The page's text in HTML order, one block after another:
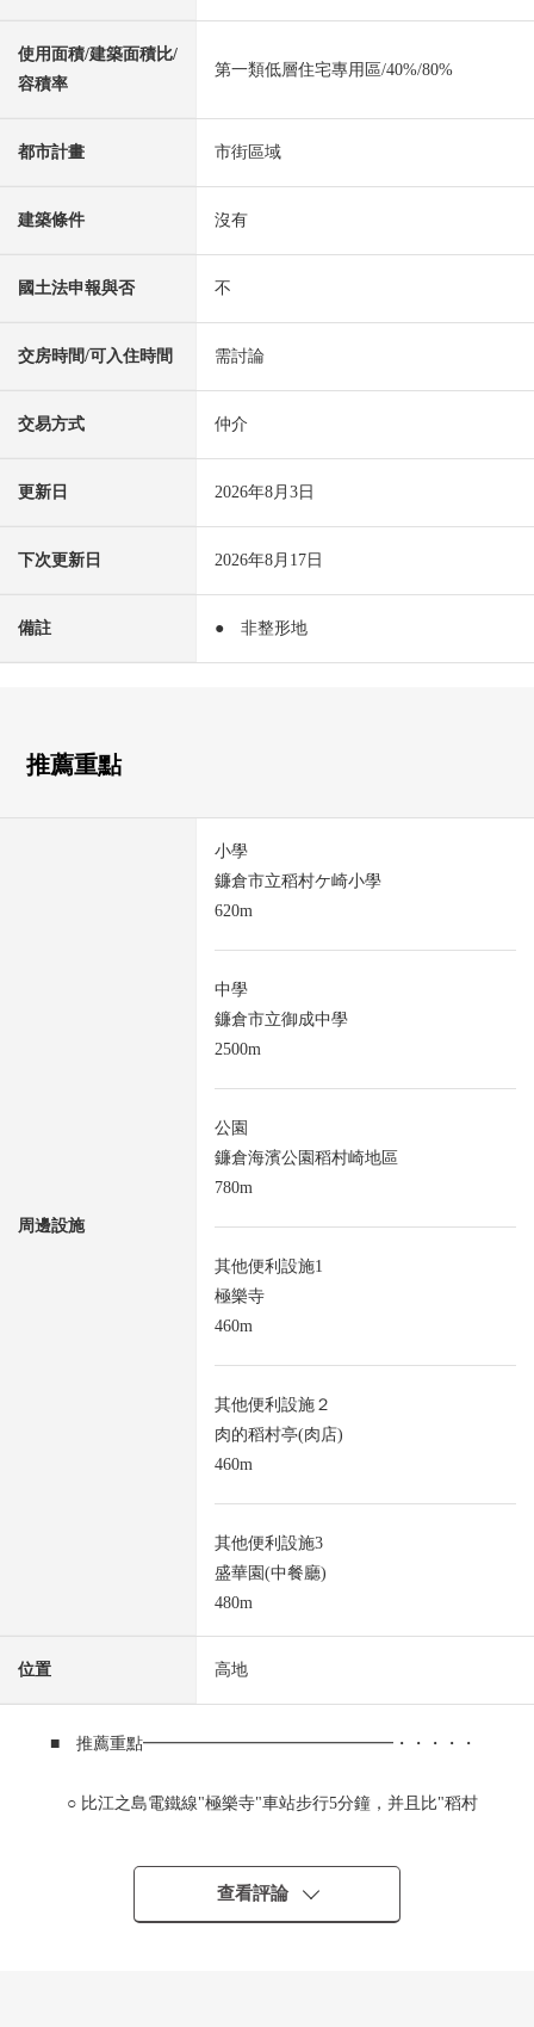
使用面積/建築面積比/
容積率
第一類低層住宅專用區/40%/80%
都市計畫 市街區域
建築條件 沒有
國土法申報與否 不
交房時間/可入住時間 需討論
交易方式 仲介
更新日 2026年8月3日
下次更新日 2026年8月17日
備註 ● 非整形地
推薦重點
周邊設施
小學
鐮倉市立稻村ケ崎小學
620m
中學
鐮倉市立御成中學
2500m
公園
鐮倉海濱公園稻村崎地區
780m
其他便利設施1
極樂寺
460m
其他便利設施２
肉的稻村亭(肉店)
460m
其他便利設施3
盛華園(中餐廳)
480m
位置 高地
■ 推薦重點━━━━━━━━━━━━━━━・・・・・
○ 比江之島電鐵線"極樂寺"車站步行5分鐘，并且比"稻村
○ 在用地，有舒適的約66.7坪
○ 充滿歷史和文化，自然的魅力的"古都鐮倉"
○ 風景為高地良好
查看評論